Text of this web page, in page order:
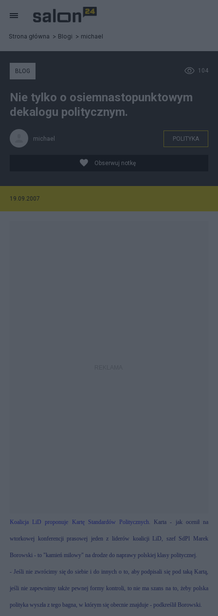
Strona główna Blogi michael
104
BLOG
Nie tylko o osiemnastopunktowym
dekalogu politycznym.
michael POLITYKA
Obserwuj notkę
19.09.2007
Koalicja LiD proponuje Kartę Standardów Politycznych. Karta - jak ocenił na
wtorkowej konferencji prasowej jeden z liderów koalicji LiD, szef SdPl Marek
Borowski - to "kamień milowy" na drodze do naprawy polskiej klasy politycznej.
- Jeśli nie zwrócimy się do siebie i do innych o to, aby podpisali się pod taką Kartą,
jeśli nie zapewnimy także pewnej formy kontroli, to nie ma szans na to, żeby polska
polityka wyszła z tego bagna, w którym się obecnie znajduje - podkreślił Borowski.